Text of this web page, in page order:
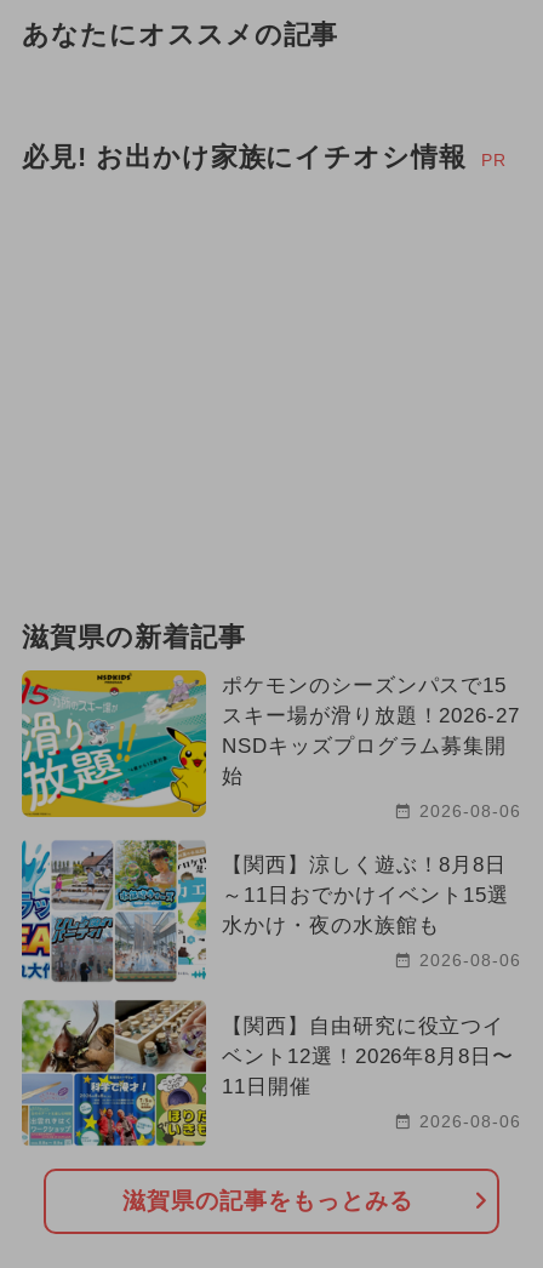
あなたにオススメの記事
必見! お出かけ家族にイチオシ情報 PR
滋賀県の新着記事
ポケモンのシーズンパスで15
スキー場が滑り放題！2026-27
NSDキッズプログラム募集開
始
2026-08-06
【関西】涼しく遊ぶ！8月8日
～11日おでかけイベント15選
水かけ・夜の水族館も
2026-08-06
【関西】自由研究に役立つイ
ベント12選！2026年8月8日〜
11日開催
2026-08-06
滋賀県の記事をもっとみる